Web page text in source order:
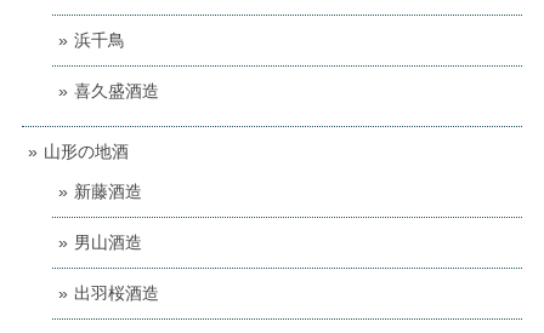
浜千鳥
喜久盛酒造
山形の地酒
新藤酒造
男山酒造
出羽桜酒造